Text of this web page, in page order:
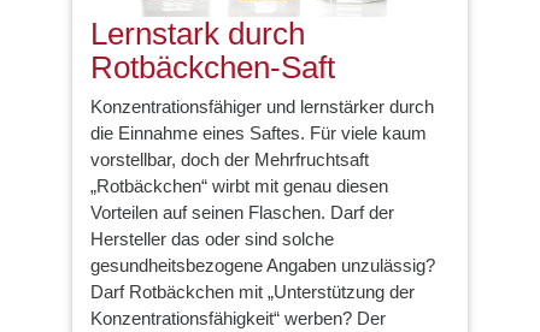
Lernstark durch
Rotbäckchen-Saft
Konzentrationsfähiger und lernstärker durch
die Einnahme eines Saftes. Für viele kaum
vorstellbar, doch der Mehrfruchtsaft
„Rotbäckchen“ wirbt mit genau diesen
Vorteilen auf seinen Flaschen. Darf der
Hersteller das oder sind solche
gesundheitsbezogene Angaben unzulässig?
Darf Rotbäckchen mit „Unterstützung der
Konzentrationsfähigkeit“ werben? Der